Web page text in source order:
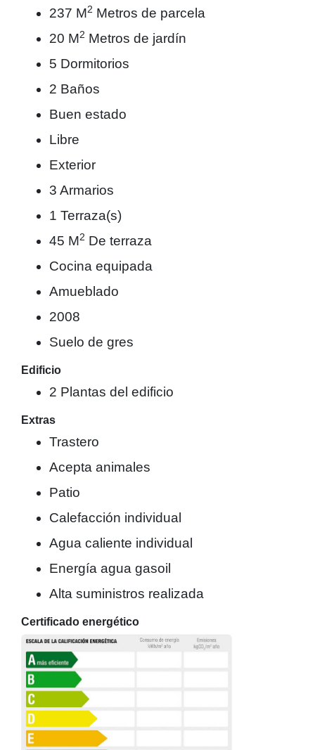
237 M2 Metros de parcela
20 M2 Metros de jardín
5 Dormitorios
2 Baños
Buen estado
Libre
Exterior
3 Armarios
1 Terraza(s)
45 M2 De terraza
Cocina equipada
Amueblado
2008
Suelo de gres
Edificio
2 Plantas del edificio
Extras
Trastero
Acepta animales
Patio
Calefacción individual
Agua caliente individual
Energía agua gasoil
Alta suministros realizada
Certificado energético